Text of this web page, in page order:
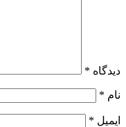
دیدگاه *
نام *
ایمیل *